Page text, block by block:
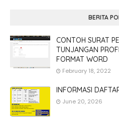
BERITA
CONTOH SURAT
TUNJANGAN
FORMAT WORD
February 18, 2022
INFORMASI
June 20, 2026